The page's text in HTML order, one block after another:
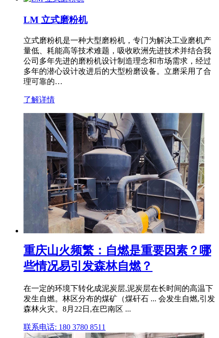
LM 立式磨粉机
立式磨粉机是一种大型磨粉机，专门为解决工业磨机产
量低、耗能高等技术难题，吸收欧洲先进技术并结合我
公司多年先进的磨粉机设计制造理念和市场需求，经过
多年的潜心设计改进后的大型粉磨设备。立磨采用了合
理可靠的…
了解详情
重庆山火频繁：自燃是重要因素？哪
些情况易引发森林自燃？
在一定的环境下转化成泥炭层,泥炭层在长时间的高温下
发生自燃。林区分布的煤矿（煤矸石 ... 会发生自燃,引发
森林火灾。8月22日,在巴南区 ...
联系电话: 180 3780 8511